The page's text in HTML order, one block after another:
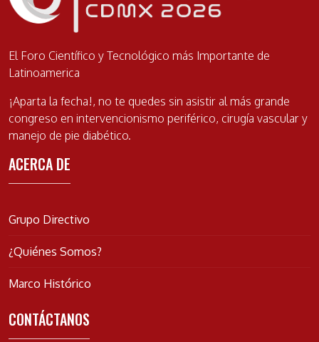
El Foro Científico y Tecnológico más Importante de
Latinoamerica
¡Aparta la fecha!, no te quedes sin asistir al más grande
congreso en intervencionismo periférico, cirugía vascular y
manejo de pie diabético.
ACERCA DE
Grupo Directivo
¿Quiénes Somos?
Marco Histórico
CONTÁCTANOS